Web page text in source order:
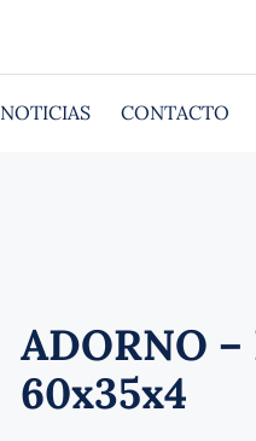
NOTICIAS CONTACTO
ADORNO –
60x35x4